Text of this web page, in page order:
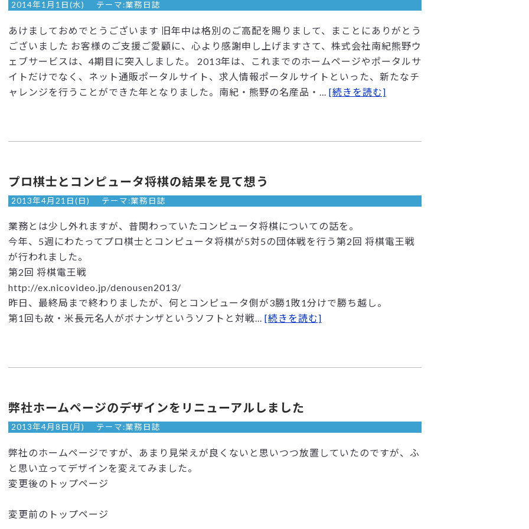
2014年1月1日(水) テーマ:業務日誌
あけましておめでとうございます 旧年中は格別のご高配を賜りまして、まことにありがとう
ございました お客様のご支援ご愛顧に、心より感謝申し上げますさて、株式会社南紀熊野ウ
ェブサービスは、4期目に突入しました。 2013年は、これまでのホームページやポータルサ
イトだけでなく、ネット通販ポータルサイト、求人情報ポータルサイトといった、新たなチ
ャレンジを行うことができた年となりました。南紀・熊野の名産品・... [続きを読む]
プロ棋士とコンピュータ将棋の結果を見て想う
2013年4月21日(日) テーマ:業務日誌
業務とは少し外れますが、昔関わっていたコンピュータ将棋についての話を。
今年、5週にわたってプロ棋士とコンピュータ将棋が5対5の団体戦を行う第2回 将棋電王戦
が行われました。
第2回 将棋電王戦
http://ex.nicovideo.jp/denousen2013/
昨日、最終局まで終わりましたが、何とコンピュータ側が3勝1敗1分けで勝ち越し。
第1回も故・米長元名人がボナンザというソフトと対戦... [続きを読む]
弊社ホームページのデザインをリニューアルしました
2013年4月8日(月) テーマ:業務日誌
弊社のホームページですが、あまり見栄えが良くないと思いつつ放置していたのですが、ふ
と思い立ってデザインを変えてみました。
変更後のトップページ
変更前のトップページ